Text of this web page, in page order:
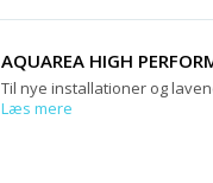
AQUAREA HIGH
Til nye installationer og
Læs mere